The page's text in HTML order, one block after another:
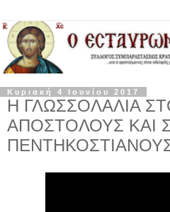
Κυριακή 4 Ιουνίου 2017
Η ΓΛΩΣΣΟΛΑΛΙΑ
ΑΠΟΣΤΟΛΟΥΣ ΚΑΙ